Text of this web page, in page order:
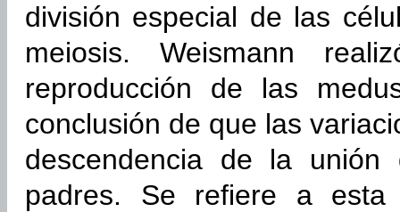
división especial de las
meiosis. Weismann
reproducción de las
conclusión de que las
descendencia de la
padres. Se refiere a esta